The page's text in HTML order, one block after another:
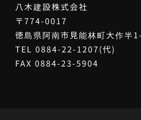
八木建設株式会社
〒774-0017
徳島県阿南市見能林町大作半
TEL 0884-22-1207(代)
FAX 0884-23-5904